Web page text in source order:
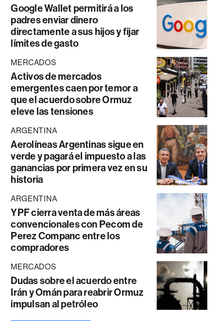
Google Wallet permitirá a los
padres enviar dinero
directamente a sus hijos y fijar
límites de gasto
MERCADOS
Activos de mercados
emergentes caen por temor a
que el acuerdo sobre Ormuz
eleve las tensiones
ARGENTINA
Aerolíneas Argentinas sigue en
verde y pagará el impuesto a las
ganancias por primera vez en su
historia
ARGENTINA
YPF cierra venta de más áreas
convencionales con Pecom de
Perez Companc entre los
compradores
MERCADOS
Dudas sobre el acuerdo entre
Irán y Omán para reabrir Ormuz
impulsan al petróleo